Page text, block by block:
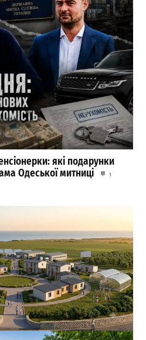
які подарунки
Одеської митниці
1